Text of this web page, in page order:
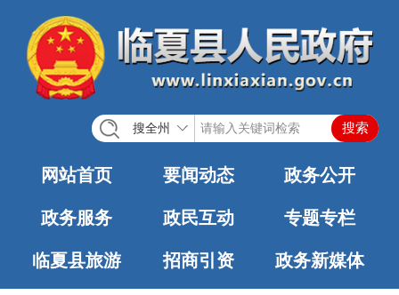
搜全州
网站首页 要闻动态 政务公开
政务服务 政民互动 专题专栏
临夏县旅游 招商引资 政务新媒体